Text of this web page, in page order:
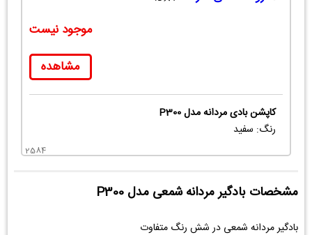
موجود نیست
مشاهده
کاپشن بادی مردانه مدل P300
رنگ: سفید
2584
مشخصات بادگیر مردانه شمعی مدل P300
بادگیر مردانه شمعی در شش رنگ متفاوت